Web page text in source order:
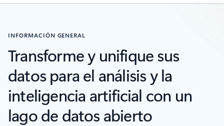
INFORMACIÓN GENERAL
Transforme y unifique sus
datos para el análisis y la
inteligencia artificial con un
lago de datos abierto